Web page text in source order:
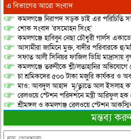
এ বিভাগের আরো সংবাদ
কমলগঞ্জে নিরাপদ সড়ক চাই এর পরিচিতি
শোক সংবাদ ‘রসমোহন সিংহ’
কমলগঞ্জে হাবিবুন নেছা চৌধুরী গার্লস
আসামীরা জামিনে মুক্ত, বাদীর পরিবারকে
সফাত আলী সিনিয়র ফাজিল ডিগ্রি মাদ্রাসায়
কমলগঞ্জে তরুণীকে শ্লী/লতাহানির অভিযোগে
চা শ্রমিকদের ৫০০ টাকা মজুরি কার্যকর ও
মাও: আবদুল আহাদ মৃ/ত্যুতে আল ইসলাহ
রেলওয়ে স্টেশন পরিদর্শনে মন্ত্রী আরিফুল
শ্রীমঙ্গল ও কমলগঞ্জ রেলওয়ে স্টেশন
মন্তব্য